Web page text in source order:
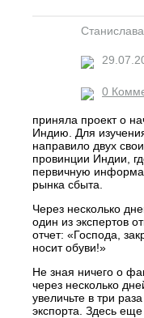
0
приняла проект о
Индию. Для
направило двух
провинции Индии,
первичную
рынка сбыта.
Через несколько
один из экспертов
отчет: «Господа,
носит обуви!»
Не зная ничего о
через несколько
увеличьте в три
экспорта. Здесь